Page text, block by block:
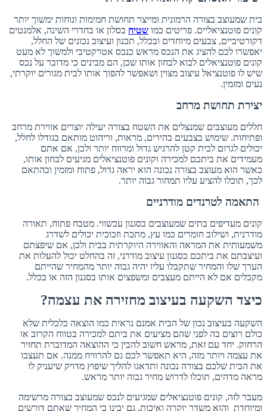
בית שמעוצב בצורה הרמונית ומייצר תחושת חמימות ונוחות ימשוך יותר
קונים פוטנציאליים. פריטים כמו שטיח בסלון או בחדרי השינה, אלמנטים
דקורטיביים, צבעים מיוחדים ובכלל, תכנון ועיצוב נכונים של החלל,
יאפשרו לכם להציג את הנכס מראש כנכס אטרקטיבי ולמשוך לא מעט
קונים פוטנציאלים לבוא לבחון אותו שכן, הם מבינים כי מדובר על נכס
שיש לו פוטנציאל עיצוב מצוין ושאפשר להפוך אותו לבית מגורים יוקרתי,
נעים ומזמין.
יצירת תחושת מרחב
חללים מעוצבים שמנצלים את השטח בצורה יעילה יוצרים אווירת מרחב
ופתיחות. שימוש בצבעים בהירים, מראות, וריהוט מותאם בגודלו לחלל,
יכולים לגרום לבית קטן להרגיש גדול ומרווח יותר ולכן, אם אתם
מעמידים את ביתכם למכירה וקונים פוטנציאלים מגיעים לבחון אותו,
כאשר הוא מעוצב בצורה נכונה הוא יראה גדול, פתוח ומזמין ובהתאם
לכך, תוכלו להציע עליו תמחור גבוה יותר.
התאמה לטרנדים מודרניים
קונים מעדיפים בתים שמעוצבים בסגנון עכשווי. מטבח פתוח, תאורה
מודרנית, ושילוב חומרים כמו עץ, מתכת וזכוכית יכולים לשדרג
משמעותית את המראה והאווירה היוקרתית בבית ולכן, אם שיפצתם
ועיצבתם את ביתכם בסגנון עיצוב מודרני, זה בהחלט יכול להעלות את
הערך שלו והמחיר שתקבלו עליו יהיה גבוה יותר מהמחיר שהייתם
מקבלים אם לא הייתם מעצבים ומשפצים אותו בסגנון הזה או בכלל.
כיצד השקעה בעיצוב מחזירה את עצמה?
השקעה בעיצוב נכון של הבית אמנם נראית כמו הוצאה כלכלית שלא
כולם רוצים בה לפני שהם מציעים את ביתם למכירה בטווח הקרוב או
הרחוק. יחד עם זאת, מראש חשוב להבין כי ההוצאה המדוברת תחזיר
את עצמה ויותר מזה, היא תאפשר לכם גם להרוויח ממנה. אם תעצבו
את הבית שלכם בצורה נכונה ותדאגו להליך שיפוץ מדויק שיעניק לו
מראה מדהים, תוכלו לדרוש מחיר גבוה יותר מראש.
מעבר לזה, קונים פוטנציאלים שמגיעים לנכס שמעוצב בצורה מרשימה
ומיוחדת והוא משדר יוקרה ואיכות, גם יבינו כי המחיר שאתם דורשים